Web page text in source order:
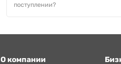
поступлении?
О компании